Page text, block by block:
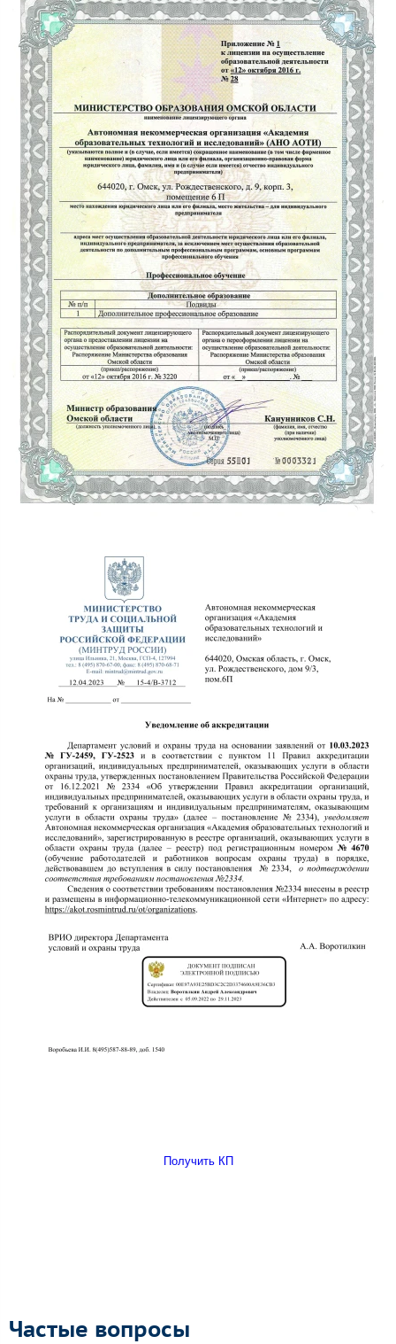
Получить КП
Частые вопросы